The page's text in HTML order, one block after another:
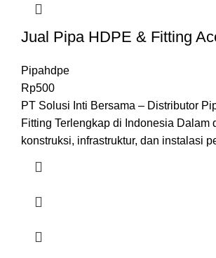
Jual Pipa HDPE & Fitting
Pipahdpe
Rp500
PT Solusi Inti Bersama – Distributor
Fitting Terlengkap di Indonesia Dalam
konstruksi, infrastruktur, dan instalasi